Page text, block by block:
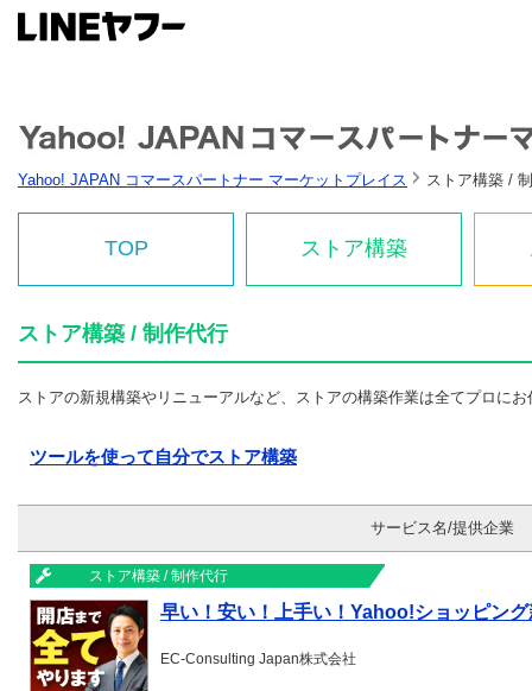
Yahoo! JAPAN コマースパートナー マーケットプレイス ストア構築 /
TOP ストア構築
ストア構築 / 制作代行
ストアの新規構築やリニューアルなど、ストアの構築作業は全てプロに
ツールを使って自分でストア構築
サービス名/提供企業
ストア構築 / 制作代行
早い！安い！上手い！Yahoo!ショッピン
EC-Consulting Japan株式会社